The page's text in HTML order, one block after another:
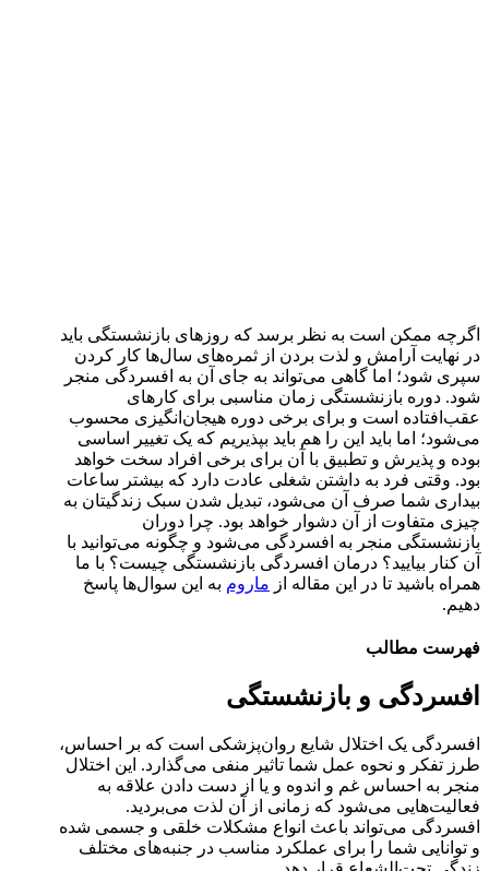
اگرچه ممکن است به نظر برسد که روزهای بازنشستگی باید
در نهایت آرامش و لذت بردن از ثمره‌های سال‌ها كار كردن
سپری شود؛ اما گاهی می‌تواند به جای آن به افسردگی منجر
شود. دوره بازنشستگی زمان مناسبی برای کارهای
عقب‌افتاده است و برای برخی دوره هیجان‌انگیزی محسوب
می‌شود؛ اما باید این را هم باید بپذیریم که یک تغییر اساسی
بوده و پذیرش و تطبیق با آن برای برخی افراد سخت خواهد
بود. وقتی فرد به داشتن شغلی عادت دارد که بیشتر ساعات
بیداری شما صرف آن می‌شود، تبدیل شدن سبک زندگیتان به
چیزی متفاوت از آن دشوار خواهد بود. چرا دوران
بازنشستگی منجر به افسردگی می‌شود و چگونه می‌توانید با
آن کنار بیایید؟ درمان افسردگی بازنشستگی چیست؟ با ما
همراه باشید تا در این مقاله از ماروم به این سوال‌ها پاسخ
دهیم.
فهرست مطالب
افسردگی و بازنشستگی
افسردگی یک اختلال شایع روان‌پزشکی است که بر احساس،
طرز تفکر و نحوه عمل شما تاثیر منفی می‌گذارد. این اختلال
منجر به احساس غم و اندوه و یا از دست دادن علاقه به
فعالیت‌هایی می‌شود که زمانی از آن لذت می‌بردید.
افسردگی می‌تواند باعث انواع مشکلات خلقی و جسمی شده
و توانایی شما را برای عملکرد مناسب در جنبه‌های مختلف